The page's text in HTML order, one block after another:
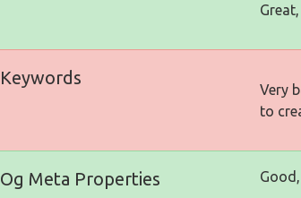
Keywords
Very
to
Og Meta Properties